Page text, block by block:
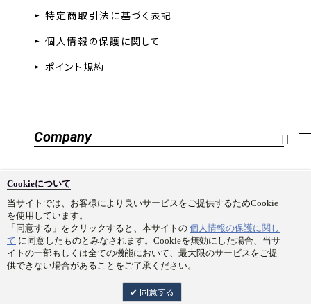
Cookieについて
当サイトでは、お客様により良いサービスをご提供するためCookie
を使用しています。
「同意する」をクリックすると、本サイトの 個人情報の保護に関し
て に同意したものとみなされます。Cookieを無効にした場合、当サ
イトの一部もしくは全ての機能において、最大限のサービスをご提
供できない場合があることをご了承ください。
同意する
特定商取引法に基づく表記
個人情報の保護に関して
ポイント規約
Company
採用情報
お問い合わせ
Copyright © Prime 1 Studio Co.,Ltd. All rights reserved.